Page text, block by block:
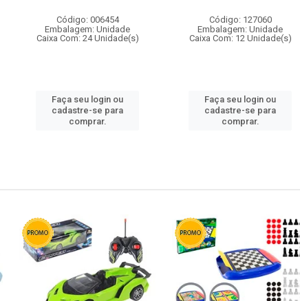
Código: 006454
Embalagem: Unidade
Caixa Com: 24 Unidade(s)
Faça seu login ou
cadastre-se para
comprar.
Código: 127060
Embalagem: Unidade
Caixa Com: 12 Unidade(s)
Faça seu login ou
cadastre-se para
comprar.